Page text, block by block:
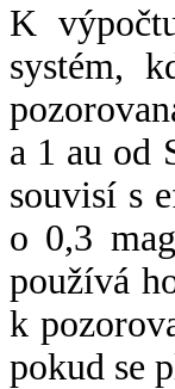
K
systém,
a 1 au od
souvisí s
o 0,3
používá
k
pokud se